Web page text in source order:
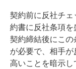
契約前に反社チ
約書に反社条項を
契約締結後にこ
が必要で、相手
高いことを暗示し